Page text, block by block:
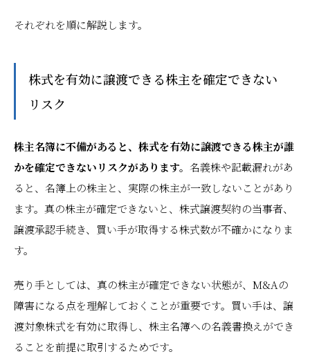
それぞれを順に解説します。
株式を有効に譲渡できる株主を確定できない
リスク
株主名簿に不備があると、株式を有効に譲渡できる株主が誰
かを確定できないリスクがあります。 名義株や記載漏れがあ
ると、名簿上の株主と、実際の株主が一致しないことがあり
ます。真の株主が確定できないと、株式譲渡契約の当事者、
譲渡承認手続き、買い手が取得する株式数が不確かになりま
す。
売り手としては、真の株主が確定できない状態が、M&Aの
障害になる点を理解しておくことが重要です。買い手は、譲
渡対象株式を有効に取得し、株主名簿への名義書換えができ
ることを前提に取引するためです。